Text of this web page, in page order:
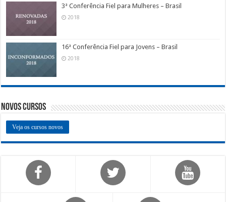
3ª Conferência Fiel para Mulheres – Brasil
2018
16ª Conferência Fiel para Jovens – Brasil
2018
Novos Cursos
Veja os cursos novos